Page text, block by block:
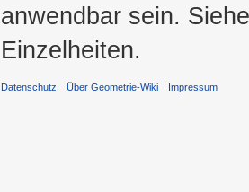
anwendbar sein.
Einzelheiten.
Datenschutz Über Geometrie-Wiki Impressum